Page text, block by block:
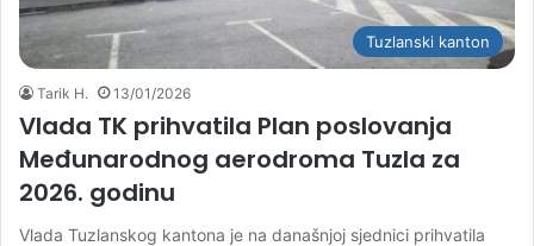
Tuzlanski kanton
Tarik H. 13/01/2026
Vlada TK prihvatila Plan poslovanja
Međunarodnog aerodroma Tuzla za
2026. godinu
Vlada Tuzlanskog kantona je na današnjoj sjednici prihvatila